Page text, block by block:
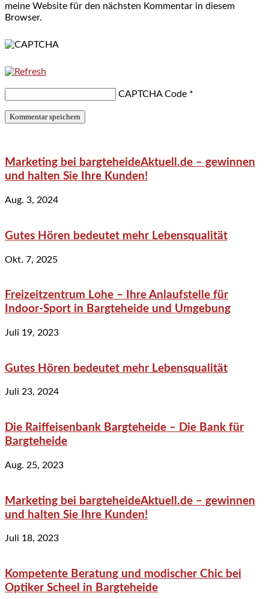
meine Website für den nächsten Kommentar in diesem
Browser.
CAPTCHA Code *
Marketing bei bargteheideAktuell.de – gewinnen
und halten Sie Ihre Kunden!
Aug. 3, 2024
Gutes Hören bedeutet mehr Lebensqualität
Okt. 7, 2025
Freizeitzentrum Lohe – Ihre Anlaufstelle für
Indoor-Sport in Bargteheide und Umgebung
Juli 19, 2023
Gutes Hören bedeutet mehr Lebensqualität
Juli 23, 2024
Die Raiffeisenbank Bargteheide – Die Bank für
Bargteheide
Aug. 25, 2023
Marketing bei bargteheideAktuell.de – gewinnen
und halten Sie Ihre Kunden!
Juli 18, 2023
Kompetente Beratung und modischer Chic bei
Optiker Scheel in Bargteheide